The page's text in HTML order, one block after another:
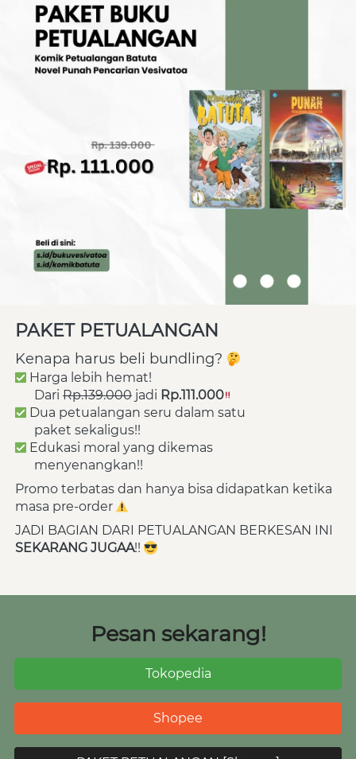
PAKET PETUALANGAN
Kenapa harus beli bundling?
Harga lebih hemat!
      Dari
Rp.139.000 jadi Rp.111.000
Dua petualangan seru dalam satu
      paket sekaligus!!
Edukasi moral yang dikemas
      menyenangkan!!
Promo terbatas dan hanya bisa didapatkan ketika
masa pre-order
SEKARANG JUGAA!!
Pesan sekarang!
`
Tokopedia
`
Shopee